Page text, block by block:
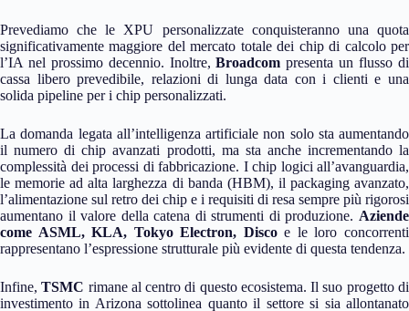
Prevediamo che le XPU personalizzate conquisteranno una quota
significativamente maggiore del mercato totale dei chip di calcolo per
l’IA nel prossimo decennio. Inoltre,Broadcom presenta un flusso di
cassa libero prevedibile, relazioni di lunga data con i clienti e una
solida pipeline per i chip personalizzati.
La domanda legata all’intelligenza artificiale non solo sta aumentando
il numero di chip avanzati prodotti, ma sta anche incrementando la
complessità dei processi di fabbricazione. I chip logici all’avanguardia,
le memorie ad alta larghezza di banda (HBM), il packaging avanzato,
l’alimentazione sul retro dei chip e i requisiti di resa sempre più rigorosi
aumentano il valore della catena di strumenti di produzione. Aziende
come ASML, KLA, Tokyo Electron, Discoe le loro concorrenti
rappresentano l’espressione strutturale più evidente di questa tendenza.
Infine,TSMC rimane al centro di questo ecosistema. Il suo progetto di
investimento in Arizona sottolinea quanto il settore si sia allontanato